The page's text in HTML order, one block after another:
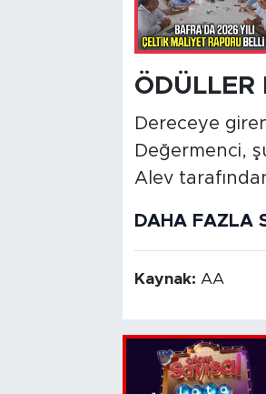
ÖDÜLLER
Dereceye
Değermenci,
Alev
DAHA FAZLA
Kaynak: AA